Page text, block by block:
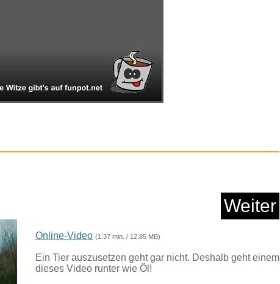
Anzeige
Weiter
Online-Video (1:37 min. / 12.85 MB)
Ein Tier auszusetzen geht gar nicht. Deshalb geht einem
dieses Video runter wie Öl!